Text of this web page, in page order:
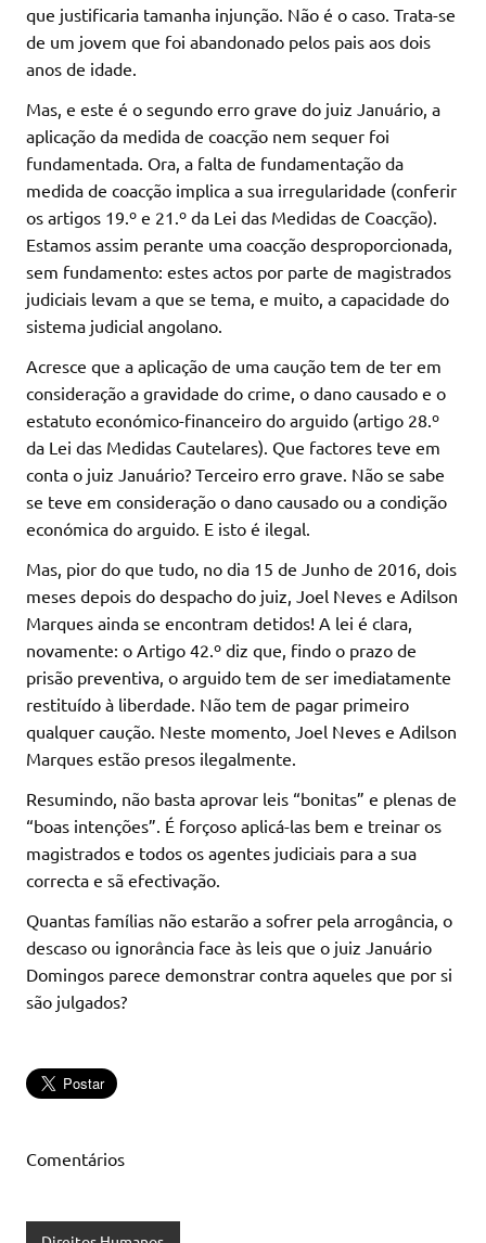
que justificaria tamanha injunção. Não é o caso. Trata-se
de um jovem que foi abandonado pelos pais aos dois
anos de idade.
Mas, e este é o segundo erro grave do juiz Januário, a
aplicação da medida de coacção nem sequer foi
fundamentada. Ora, a falta de fundamentação da
medida de coacção implica a sua irregularidade (conferir
os artigos 19.º e 21.º da Lei das Medidas de Coacção).
Estamos assim perante uma coacção desproporcionada,
sem fundamento: estes actos por parte de magistrados
judiciais levam a que se tema, e muito, a capacidade do
sistema judicial angolano.
Acresce que a aplicação de uma caução tem de ter em
consideração a gravidade do crime, o dano causado e o
estatuto económico-financeiro do arguido (artigo 28.º
da Lei das Medidas Cautelares). Que factores teve em
conta o juiz Januário? Terceiro erro grave. Não se sabe
se teve em consideração o dano causado ou a condição
económica do arguido. E isto é ilegal.
Mas, pior do que tudo, no dia 15 de Junho de 2016, dois
meses depois do despacho do juiz, Joel Neves e Adilson
Marques ainda se encontram detidos! A lei é clara,
novamente: o Artigo 42.º diz que, findo o prazo de
prisão preventiva, o arguido tem de ser imediatamente
restituído à liberdade. Não tem de pagar primeiro
qualquer caução. Neste momento, Joel Neves e Adilson
Marques estão presos ilegalmente.
Resumindo, não basta aprovar leis “bonitas” e plenas de
“boas intenções”. É forçoso aplicá-las bem e treinar os
magistrados e todos os agentes judiciais para a sua
correcta e sã efectivação.
Quantas famílias não estarão a sofrer pela arrogância, o
descaso ou ignorância face às leis que o juiz Januário
Domingos parece demonstrar contra aqueles que por si
são julgados?
Comentários